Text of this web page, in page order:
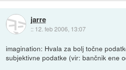
jarre
:: 12. feb 2006, 13:07
imagination: Hvala za bolj točne
subjektivne podatke (vir: bančnik ene